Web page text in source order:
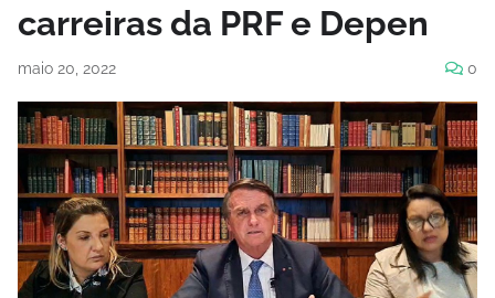
carreiras da PRF e Depen
maio 20, 2022 0